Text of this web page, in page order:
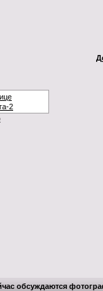
обсуждаются